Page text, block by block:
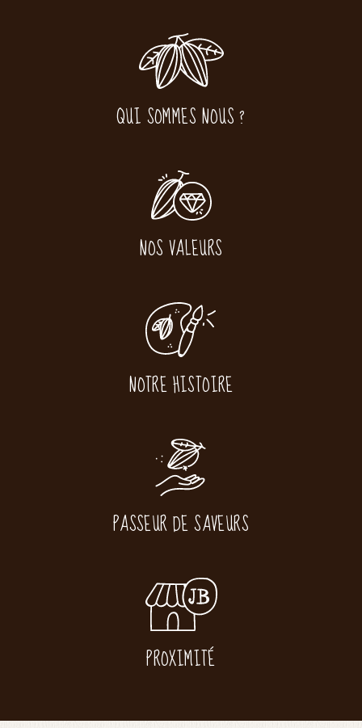
QUI SOMMES NOUS ?
NOS VALEURS
NOTRE HISTOIRE
PASSEUR DE SAVEURS
PROXIMITÉ